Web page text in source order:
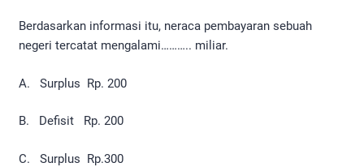
Berdasarkan informasi itu, neraca pembayaran sebuah
negeri tercatat mengalami……….. miliar.
A. Surplus Rp. 200
B. Defisit Rp. 200
C. Surplus Rp.300